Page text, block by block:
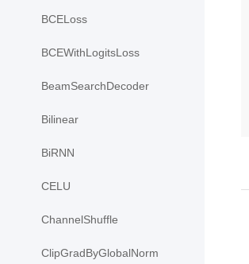
BCELoss
BCEWithLogitsLoss
BeamSearchDecoder
Bilinear
BiRNN
CELU
ChannelShuffle
ClipGradByGlobalNorm